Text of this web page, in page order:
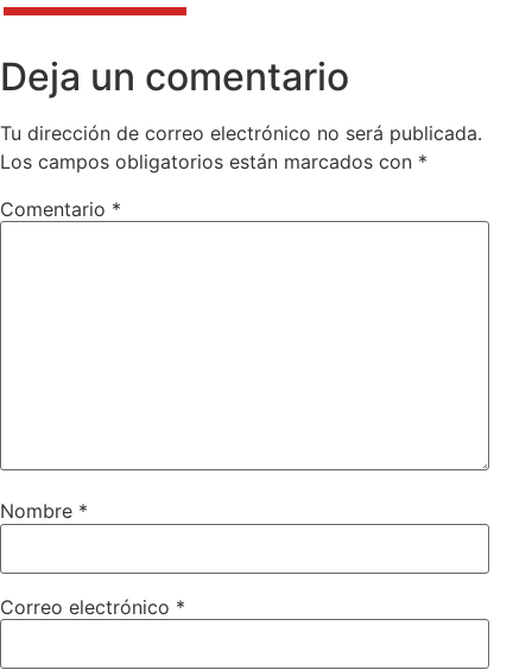
Deja un comentario
Tu dirección de correo electrónico no será publicada.
Los campos obligatorios están marcados con *
Comentario *
Nombre *
Correo electrónico *